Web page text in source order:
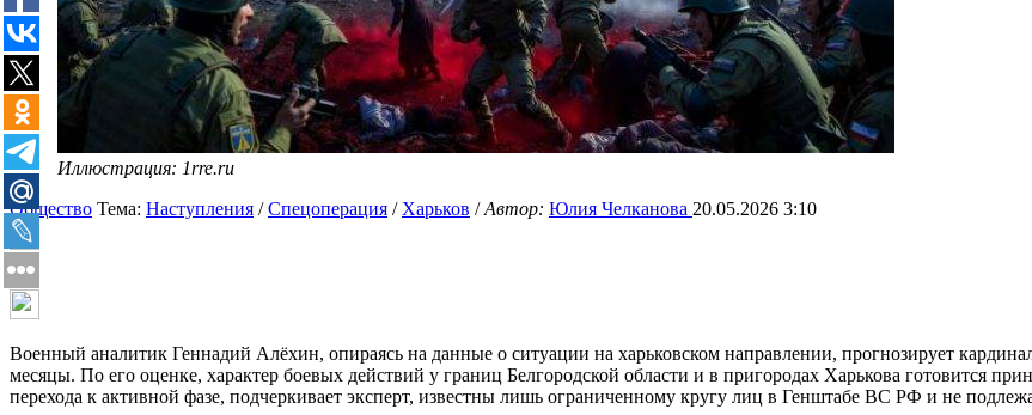
Иллюстрация: 1rre.ru
Общество Тема: Наступления /Спецоперация / Харьков /Автор: Юлия Челканова 20.05.2026 3:10
Военный аналитик Геннадий Алёхин, опираясь на данные о ситуации на харьковском направлении, прогнозирует
месяцы. По его оценке, характер боевых действий у границ Белгородской области и в пригородах Харькова готовится
перехода к активной фазе, подчеркивает эксперт, известны лишь ограниченному кругу лиц в Генштабе ВС РФ и не